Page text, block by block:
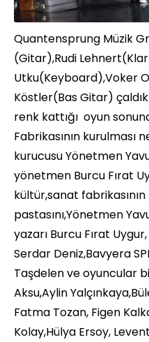
Quantensprung Müzik
(Gitar),Rudi
Utku(Keyboard),Voker
Köstler(Bas Gitar)
renk kattığı oyun
Fabrikasının kurulması
kurucusu Yönetmen
yönetmen Burcu Fırat
kültür,sanat
pastasını,Yönetmen
yazarı Burcu Fırat
Serdar Deniz,Bavyera
Taşdelen ve oyuncular
Aksu,Aylin
Fatma Tozan, Figen
Kolay,Hülya Ersoy,